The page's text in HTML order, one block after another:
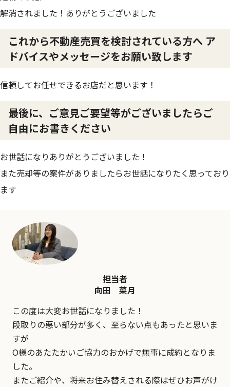
解消されました！ありがとうございました
これから不動産売買を検討されている方へ ア
ドバイスやメッセージをお願い致します
信頼してお任せできるお店だと思います！
最後に、ご意見ご要望等がございましたらご
自由にお書きください
お世話になりありがとうございました！
また売却等の案件がありましたらお世話になりたく思っており
ます
担当者
向田 菜月
この度は大変お世話になりました！
段取りの悪い部分が多く、至らない点もあったと思いま
すが
O様のあたたかいご協力のおかげで無事に成約となりま
した。
またご紹介や、将来お住み替えされる際はぜひお声がけ